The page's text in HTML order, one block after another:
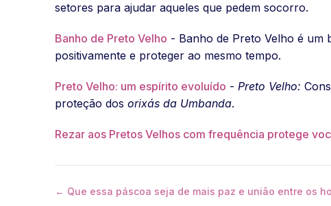
setores para ajudar aqueles que pedem socorro.
Banho de Preto Velho - Banho de Preto Velho é um
positivamente e proteger ao mesmo tempo.
Preto Velho: um espírito evoluído - Preto Velho:
proteção dos orixás da Umbanda.
Rezar aos Pretos Velhos com frequência protege
← Que essa páscoa seja de mais paz e união entre os